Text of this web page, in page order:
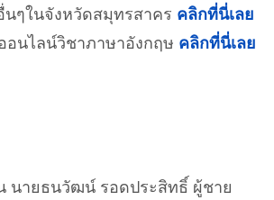
ๆในจังหวัดสมุทรสาคร คลิกที่นี่เลย
อนไลน์วิชาภาษาอังกฤษ คลิกที่นี่เลย
นายธนวัฒน์ รอดประสิทธิ์ ผู้ชาย